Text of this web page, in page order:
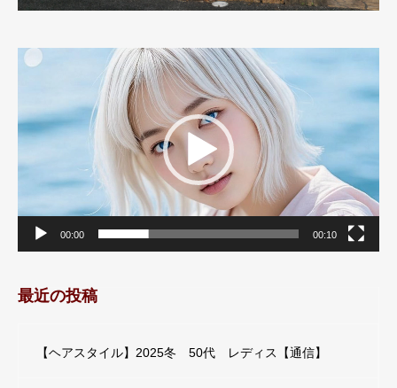
動
画
ヤ
ー
00:00 00:10
最近の投稿
【ヘアスタイル】2025冬 50代 レディス【通信】